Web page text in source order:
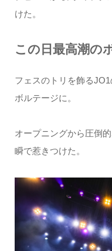
けた。
この日最高潮の
フェスのトリを飾る
ボルテージに。
オープニングから圧倒
瞬で惹きつけた。